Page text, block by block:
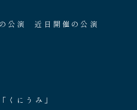
公演 近日開催の公演
くにうみ」